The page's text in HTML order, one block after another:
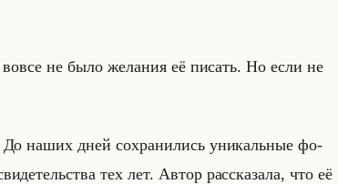
не было желания её писать. Но если не
наших дней со­хра­ни­лись уни­кальные фо­
тех лет. Автор рас­ска­за­ла, что её